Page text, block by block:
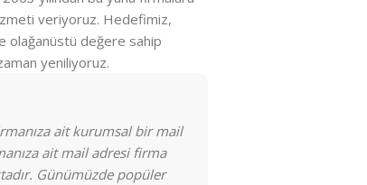
veriyoruz. Hedefimiz,
olağanüstü değere sahip
yeniliyoruz.
ait kurumsal bir mail
ait mail adresi firma
Günümüzde popüler